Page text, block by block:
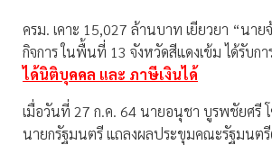
ครม. เคาะ 15,027 ล้านบาท เยียวยา “นาย
กิจการ ในพื้นที่ 13 จังหวัดสีแดงเข้ม ได้รับกา
ได้นิติบุคคล และ ภาษีเงินได้
เมื่อวันที่ 27 ก.ค. 64 นายอนุชา บูรพชัยศรี
นายกรัฐมนตรี แถลงผลประขุมคณะรัฐมนตรี